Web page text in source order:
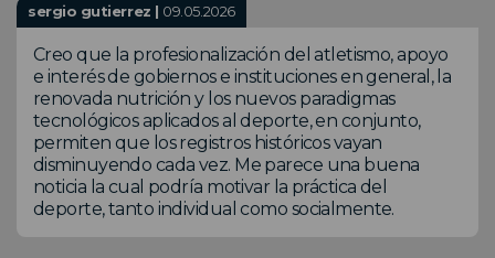
sergio gutierrez | 09.05.2026
Creo que la profesionalización del atletismo, apoyo
e interés de gobiernos e instituciones en general, la
renovada nutrición y los nuevos paradigmas
tecnológicos aplicados al deporte, en conjunto,
permiten que los registros históricos vayan
disminuyendo cada vez. Me parece una buena
noticia la cual podría motivar la práctica del
deporte, tanto individual como socialmente.